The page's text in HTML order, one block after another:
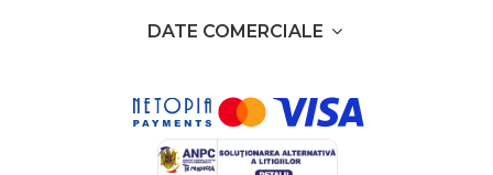
DATE COMERCIALE